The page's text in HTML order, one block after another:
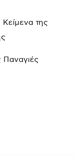
της
Παναγιές